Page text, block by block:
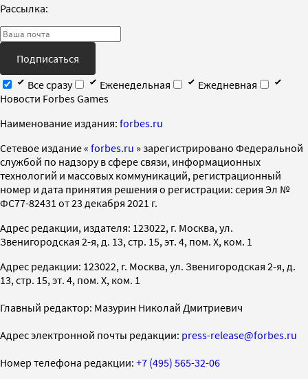
Рассылка:
Подписаться
Все сразу
Еженедельная
Ежедневная
Новости Forbes Games
Наименование издания: forbes.ru
Cетевое издание « forbes.ru » зарегистрировано Федеральной
службой по надзору в сфере связи, информационных
технологий и массовых коммуникаций, регистрационный
номер и дата принятия решения о регистрации: серия Эл №
ФС77-82431 от 23 декабря 2021 г.
Адрес редакции, издателя: 123022, г. Москва, ул.
Звенигородская 2-я, д. 13, стр. 15, эт. 4, пом. X, ком. 1
Адрес редакции: 123022, г. Москва, ул. Звенигородская 2-я, д.
13, стр. 15, эт. 4, пом. X, ком. 1
Главный редактор: Мазурин Николай Дмитриевич
Адрес электронной почты редакции: press-release@forbes.ru
Номер телефона редакции: +7 (495) 565-32-06